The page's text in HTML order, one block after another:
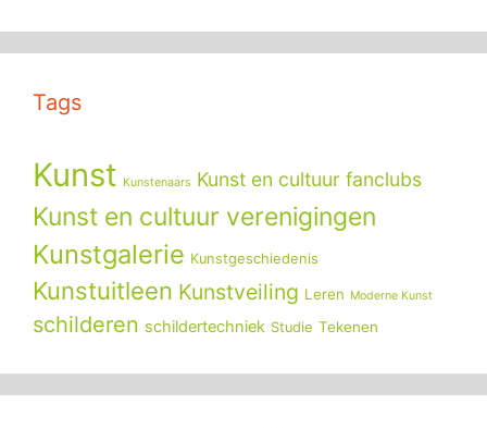
Tags
Kunst Kunstenaars Kunst en cultuur fanclubs
Kunst en cultuur verenigingen
Kunstgalerie Kunstgeschiedenis
Kunstuitleen Kunstveiling Leren Moderne Kunst
schilderen schildertechniek Studie Tekenen